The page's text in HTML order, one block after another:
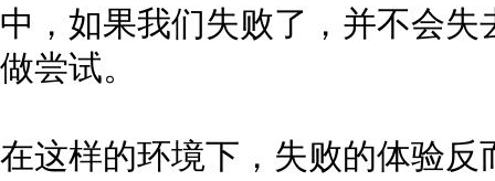
中，如果我们失败了，并不会
做尝试。
在这样的环境下，失败的体验